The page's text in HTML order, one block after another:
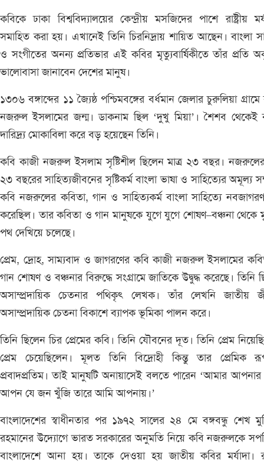
কবিকে ঢাকা বিশ্ববিদ্যালয়ের কেন্দ্রীয় মসজিদের পাশে রাষ্ট্রীয়
সমাহিত করা হয়। এখানেই তিনি চিরনিদ্রায় শায়িত আছেন। বাংলা
ও সংগীতের অনন্য প্রতিভার এই কবির মৃত্যুবার্ষিকীতে তাঁর প্রতি
ভালোবাসা জানাবেন দেশের মানুষ।
১৩০৬ বঙ্গাব্দের ১১ জ্যৈষ্ঠ পশ্চিমবঙ্গের বর্ধমান জেলার চুরুলিয়া
নজরুল ইসলামের জন্ম। ডাকনাম ছিল ‘দুখু মিয়া’। শৈশব থেকেই
দারিদ্র্য মোকাবিলা করে বড় হয়েছেন তিনি।
কবি কাজী নজরুল ইসলাম সৃষ্টিশীল ছিলেন মাত্র ২৩ বছর।
২৩ বছরের সাহিত্যজীবনের সৃষ্টিকর্ম বাংলা ভাষা ও সাহিত্যের অমূল্য
কবি নজরুলের কবিতা, গান ও সাহিত্যকর্ম বাংলা সাহিত্যে নবজাগরণ
করেছিল। তার কবিতা ও গান মানুষকে যুগে যুগে শোষণ–বঞ্চনা থেকে
পথ দেখিয়ে চলেছে।
প্রেম, দ্রোহ, সাম্যবাদ ও জাগরণের কবি কাজী নজরুল ইসলামের
গান শোষণ ও বঞ্চনার বিরুদ্ধে সংগ্রামে জাতিকে উদ্বুদ্ধ করেছে। তিনি
অসাম্প্রদায়িক চেতনার পথিকৃৎ লেখক। তাঁর লেখনি জাতীয়
অসাম্প্রদায়িক চেতনা বিকাশে ব্যাপক ভূমিকা পালন করে।
তিনি ছিলেন চির প্রেমের কবি। তিনি যৌবনের দূত। তিনি প্রেম
প্রেম চেয়েছিলেন। মূলত তিনি বিদ্রোহী কিন্তু তার প্রেমিক
প্রবাদপ্রতিম। তাই মানুষটি অনায়াসেই বলতে পারেন ‘আমার আপনার
আপন যে জন খুঁজি তারে আমি আপনায়।’
বাংলাদেশের স্বাধীনতার পর ১৯৭২ সালের ২৪ মে বঙ্গবন্ধু শেখ
রহমানের উদ্যোগে ভারত সরকারের অনুমতি নিয়ে কবি নজরুলকে
বাংলাদেশে আনা হয়। তাকে দেওয়া হয় জাতীয় কবির মর্যাদা।